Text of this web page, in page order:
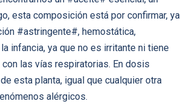
esta composición está por confirmar, ya
#astringente#, hemostática,
infancia, ya que no es irritante ni tiene
las vías respiratorias. En dosis
esta planta, igual que cualquier otra
alérgicos.